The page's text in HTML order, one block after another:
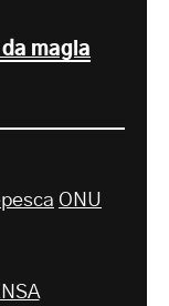
magia
ONU